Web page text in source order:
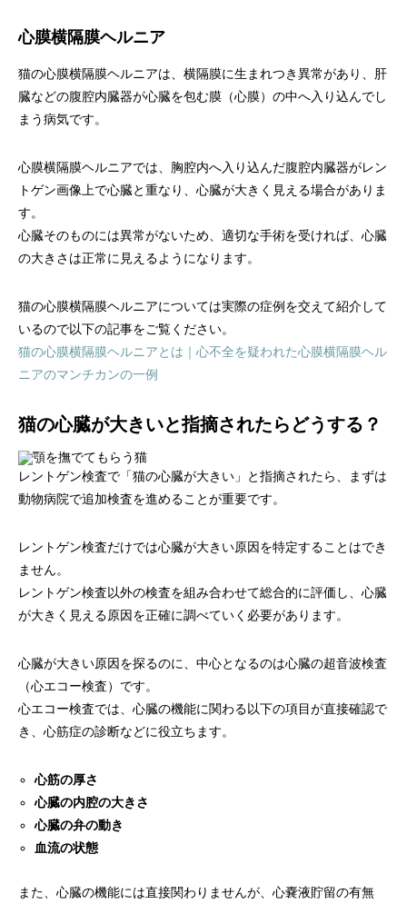
心膜横隔膜ヘルニア
猫の心膜横隔膜ヘルニアは、横隔膜に生まれつき異常があり、肝
臓などの腹腔内臓器が心臓を包む膜（心膜）の中へ入り込んでし
まう病気です。
心膜横隔膜ヘルニアでは、胸腔内へ入り込んだ腹腔内臓器がレン
トゲン画像上で心臓と重なり、心臓が大きく見える場合がありま
す。
心臓そのものには異常がないため、適切な手術を受ければ、心臓
の大きさは正常に見えるようになります。
猫の心膜横隔膜ヘルニアについては実際の症例を交えて紹介して
いるので以下の記事をご覧ください。
猫の心膜横隔膜ヘルニアとは｜心不全を疑われた心膜横隔膜ヘル
ニアのマンチカンの一例
猫の心臓が大きいと指摘されたらどうする？
レントゲン検査で「猫の心臓が大きい」と指摘されたら、まずは
動物病院で追加検査を進めることが重要です。
レントゲン検査だけでは心臓が大きい原因を特定することはでき
ません。
レントゲン検査以外の検査を組み合わせて総合的に評価し、心臓
が大きく見える原因を正確に調べていく必要があります。
心臓が大きい原因を探るのに、中心となるのは心臓の超音波検査
（心エコー検査）です。
心エコー検査では、心臓の機能に関わる以下の項目が直接確認で
き、心筋症の診断などに役立ちます。
心筋の厚さ
心臓の内腔の大きさ
心臓の弁の動き
血流の状態
また、心臓の機能には直接関わりませんが、心嚢液貯留の有無